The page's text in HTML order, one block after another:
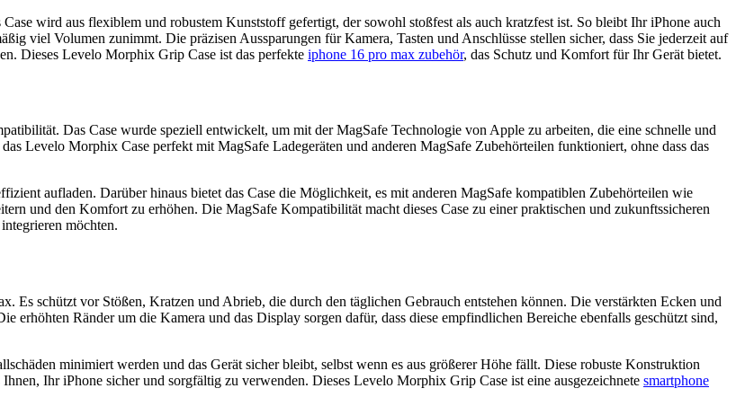
wird aus flexiblem und robustem Kunststoff gefertigt, der sowohl stoßfest als auch kratzfest ist. So bleibt Ihr iPhone auch
viel Volumen zunimmt. Die präzisen Aussparungen für Kamera, Tasten und Anschlüsse stellen sicher, dass Sie jederzeit auf
Dieses Levelo Morphix Grip Case ist das perfekte iphone 16 pro max zubehör, das Schutz und Komfort für Ihr Gerät bietet.
Das Case wurde speziell entwickelt, um mit der MagSafe Technologie von Apple zu arbeiten, die eine schnelle und
Levelo Morphix Case perfekt mit MagSafe Ladegeräten und anderen MagSafe Zubehörteilen funktioniert, ohne dass das
aufladen. Darüber hinaus bietet das Case die Möglichkeit, es mit anderen MagSafe kompatiblen Zubehörteilen wie
und den Komfort zu erhöhen. Die MagSafe Kompatibilität macht dieses Case zu einer praktischen und zukunftssicheren
möchten.
schützt vor Stößen, Kratzen und Abrieb, die durch den täglichen Gebrauch entstehen können. Die verstärkten Ecken und
erhöhten Ränder um die Kamera und das Display sorgen dafür, dass diese empfindlichen Bereiche ebenfalls geschützt sind,
minimiert werden und das Gerät sicher bleibt, selbst wenn es aus größerer Höhe fällt. Diese robuste Konstruktion
Ihr iPhone sicher und sorgfältig zu verwenden. Dieses Levelo Morphix Grip Case ist eine ausgezeichnete smartphone